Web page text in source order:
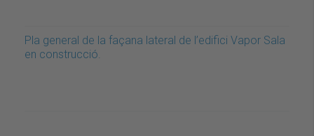
Pla general de la façana lateral de l’edifici Vapor Sala
en construcció.